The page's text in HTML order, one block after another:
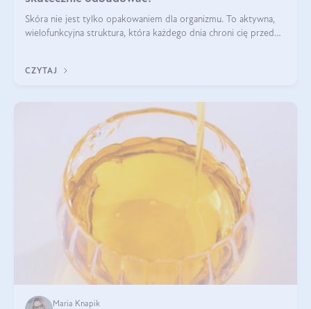
Skóra nie jest tylko opakowaniem dla organizmu. To aktywna,
wielofunkcyjna struktura, która każdego dnia chroni cię przed
bariera hydrolipidowa.
CZYTAJ
Maria Knapik